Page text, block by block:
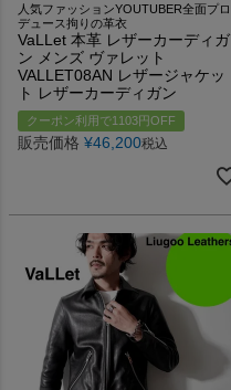
人気ファッションYOUTUBER全面プロ
デュース拘りの革衣
VaLLet 本革 レザーカーディガ
ン メンズ ヴァレット
VALLET08AN レザージャケッ
ト レザーカーディガン
クーポン利用で1103円OFF
販売価格 ¥46,200税込